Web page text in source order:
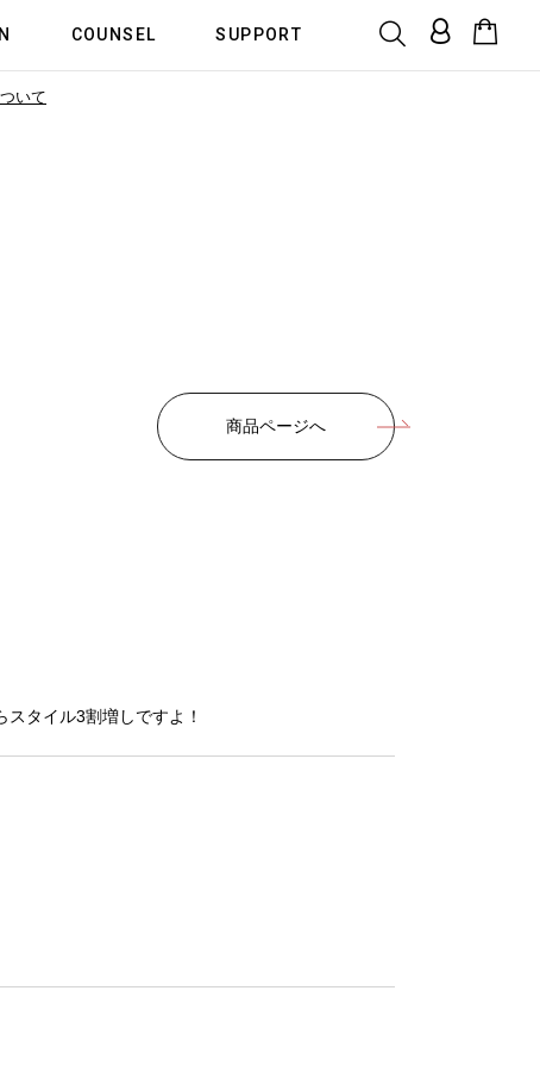
COUNSEL SUPPORT
いて
商品ページへ
タイル3割増しですよ！